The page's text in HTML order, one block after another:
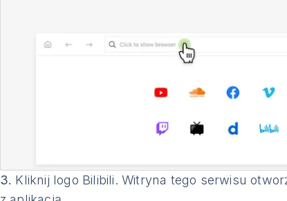
3. Kliknij logo Bilibili. Witryna tego serwisu